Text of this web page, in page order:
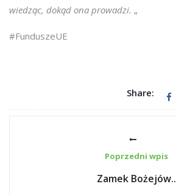
wiedząc, dokąd ona prowadzi. „
#FunduszeUE
Share:
Poprzedni wpis
Zamek Bożejów..